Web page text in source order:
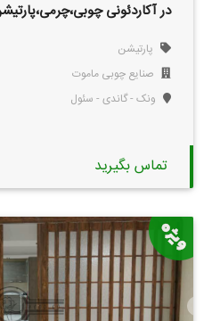
در آکاردئونی چوبی،چرمی،پارتیشن
پارتیشن
صنایع چوبی ماموت
ونک - گاندی - سئول
تماس بگیرید